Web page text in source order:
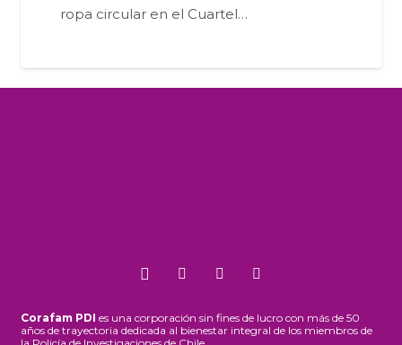
ropa circular en el Cuartel…
Corafam PDI es una corporación sin fines de lucro con más de 50
años de trayectoria dedicada al bienestar integral de los miembros de